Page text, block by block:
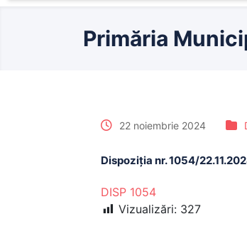
Primăria
22 noiembrie 2024
Dispoziția nr. 1054/
DISP 1054
Vizualizări: 327